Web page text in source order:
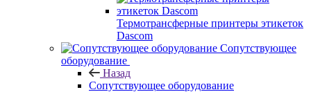
Термотрансферные принтеры этикеток
Dascom
Сопутствующее
оборудование
Назад
Сопутствующее оборудование